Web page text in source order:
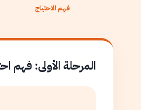
فهم الاحتياج
المرحلة الأولى: فهم